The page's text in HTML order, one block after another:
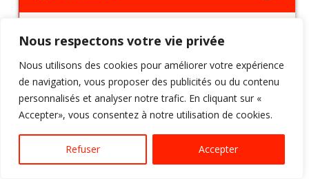
Nous respectons votre vie privée
Nous utilisons des cookies pour améliorer votre expérience
de navigation, vous proposer des publicités ou du contenu
personnalisés et analyser notre trafic. En cliquant sur «
Accepter», vous consentez à notre utilisation de cookies.
Refuser Accepter
la nature du blocage et déterminer la solution
03
🔥Proposition de rituel ou consultation
Bonjour 👋, comment allez-vous ?
N'hésitez pas à m'ajouter sur WhatsApp,
afin d'obtenir une réponse immédiate.